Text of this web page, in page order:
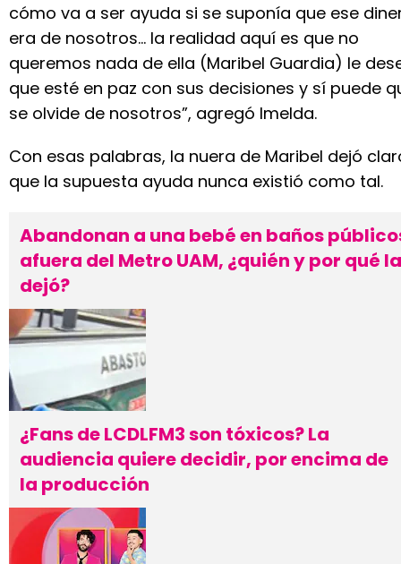
cómo va a ser ayuda si se suponía que ese
era de nosotros… la realidad aquí es que no
queremos nada de ella (Maribel Guardia) le
que esté en paz con sus decisiones y sí puede
se olvide de nosotros”, agregó Imelda.
Con esas palabras, la nuera de Maribel dejó
que la supuesta ayuda nunca existió como tal.
Abandonan a una bebé en baños
afuera del Metro UAM, ¿quién y por qué la
dejó?
¿Fans de LCDLFM3 son tóxicos? La
audiencia quiere decidir, por encima de
la producción